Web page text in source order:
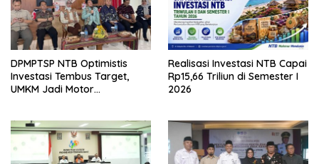
DPMPTSP NTB Optimistis
Investasi Tembus Target,
UMKM Jadi Motor
Realisasi Investasi NTB Capai
Rp15,66 Triliun di Semester I
2026